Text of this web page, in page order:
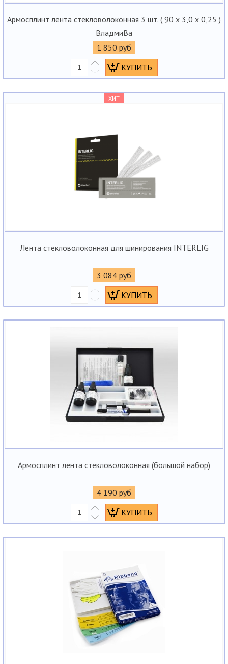
Армосплинт лента стекловолоконная 3 шт. ( 90 х 3,0 х 0,25 )
ВладмиВа
1 850 руб
ХИТ
Лента стекловолоконная для шинирования INTERLIG
3 084 руб
Армосплинт лента стекловолоконная (большой набор)
4 190 руб